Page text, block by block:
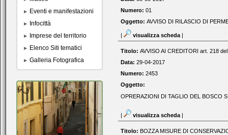
Eventi e manifestazioni
Infocittà
Imprese del territorio
Elenco Siti tematici
Galleria Fotografica
Numero: 01
Oggetto: AVVISO DI RILASCIO DI
| visualizza scheda |
Titolo: AVVISO AI CREDITORI art. 218
Data: 29-04-2017
Numero: 2453
Oggetto:
OPRERAZIONI DI TAGLIO DEL BOSCO
visualizza scheda|
Titolo: BOZZA MISURE DI